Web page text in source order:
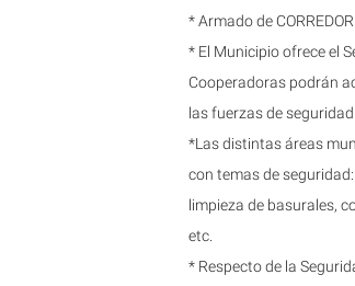
* Armado de
* El Municipio ofrece el
Cooperadoras podrán
las fuerzas de seguridad.
*Las distintas áreas
con temas de
limpieza de basurales,
etc.
* Respecto de la